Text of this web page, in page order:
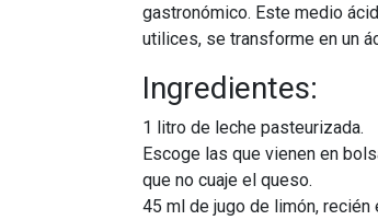
gastronómico. Este medio
utilices, se transforme en un
Ingredientes:
1 litro de leche pasteurizada.
Escoge las que vienen en
que no cuaje el queso.
45 ml de jugo de limón, recién